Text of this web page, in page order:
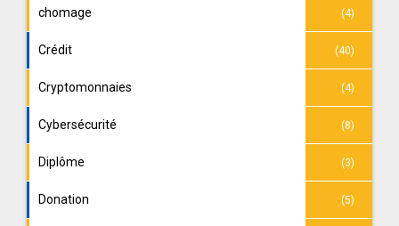
chomage (4)
Crédit (40)
Cryptomonnaies (4)
Cybersécurité (8)
Diplôme (3)
Donation (5)